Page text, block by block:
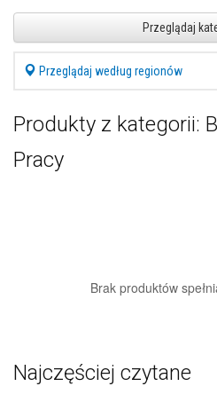
Przeglądaj
Przeglądaj według regionów
Produkty z kategorii:
Pracy
Brak produktów
Najczęściej czytane